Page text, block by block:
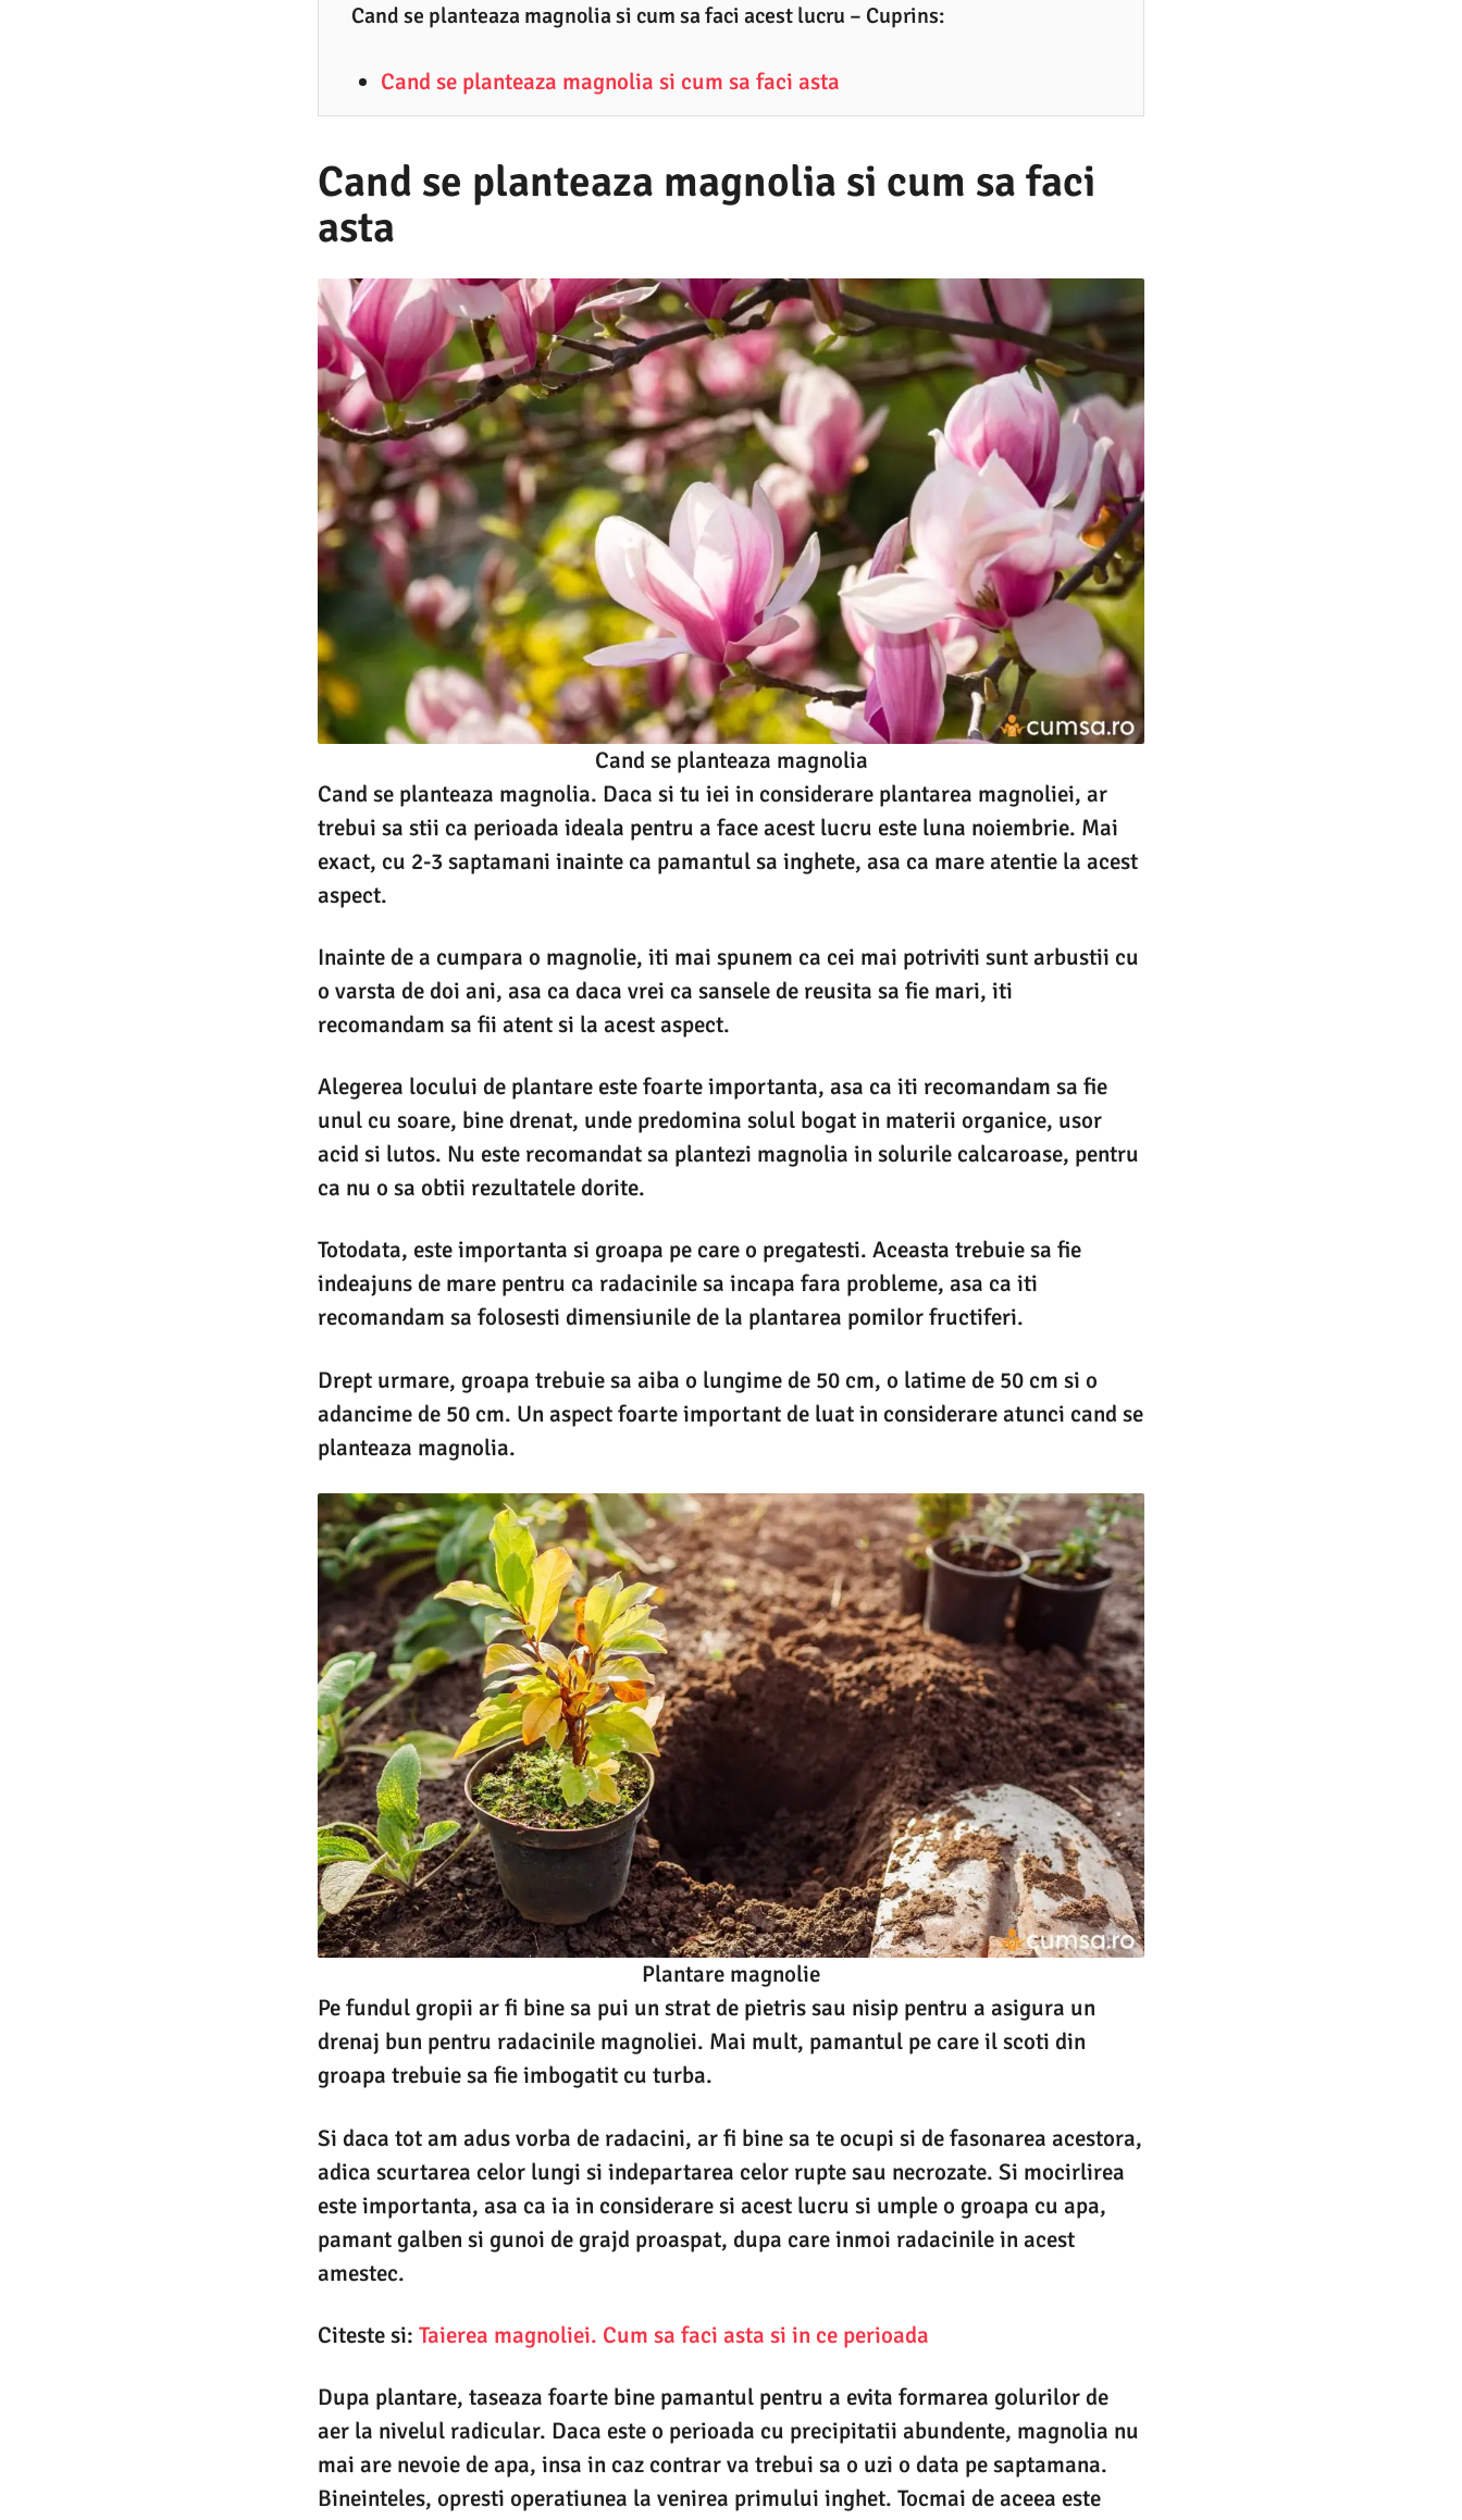
Cand se planteaza magnolia si cum sa faci acest lucru – Cuprins:
Cand se planteaza magnolia si cum sa faci asta
Cand se planteaza magnolia si cum sa faci
asta
Cand se planteaza magnolia
Cand se planteaza magnolia. Daca si tu iei in considerare plantarea magnoliei, ar
trebui sa stii ca perioada ideala pentru a face acest lucru este luna noiembrie. Mai
exact, cu 2-3 saptamani inainte ca pamantul sa inghete, asa ca mare atentie la acest
aspect.
Inainte de a cumpara o magnolie, iti mai spunem ca cei mai potriviti sunt arbustii cu
o varsta de doi ani, asa ca daca vrei ca sansele de reusita sa fie mari, iti
recomandam sa fii atent si la acest aspect.
Alegerea locului de plantare este foarte importanta, asa ca iti recomandam sa fie
unul cu soare, bine drenat, unde predomina solul bogat in materii organice, usor
acid si lutos. Nu este recomandat sa plantezi magnolia in solurile calcaroase, pentru
ca nu o sa obtii rezultatele dorite.
Totodata, este importanta si groapa pe care o pregatesti. Aceasta trebuie sa fie
indeajuns de mare pentru ca radacinile sa incapa fara probleme, asa ca iti
recomandam sa folosesti dimensiunile de la plantarea pomilor fructiferi.
Drept urmare, groapa trebuie sa aiba o lungime de 50 cm, o latime de 50 cm si o
adancime de 50 cm. Un aspect foarte important de luat in considerare atunci cand se
planteaza magnolia.
Plantare magnolie
Pe fundul gropii ar fi bine sa pui un strat de pietris sau nisip pentru a asigura un
drenaj bun pentru radacinile magnoliei. Mai mult, pamantul pe care il scoti din
groapa trebuie sa fie imbogatit cu turba.
Si daca tot am adus vorba de radacini, ar fi bine sa te ocupi si de fasonarea acestora,
adica scurtarea celor lungi si indepartarea celor rupte sau necrozate. Si mocirlirea
este importanta, asa ca ia in considerare si acest lucru si umple o groapa cu apa,
pamant galben si gunoi de grajd proaspat, dupa care inmoi radacinile in acest
amestec.
Citeste si: Taierea magnoliei. Cum sa faci asta si in ce perioada
Dupa plantare, taseaza foarte bine pamantul pentru a evita formarea golurilor de
aer la nivelul radicular. Daca este o perioada cu precipitatii abundente, magnolia nu
mai are nevoie de apa, insa in caz contrar va trebui sa o uzi o data pe saptamana.
Bineinteles, opresti operatiunea la venirea primului inghet. Tocmai de aceea este